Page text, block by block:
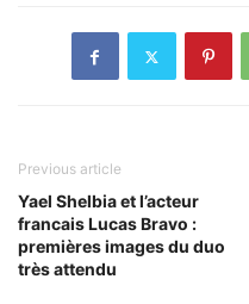
Previous article
Yael Shelbia et l’acteur
francais Lucas Bravo :
premières images du duo
très attendu